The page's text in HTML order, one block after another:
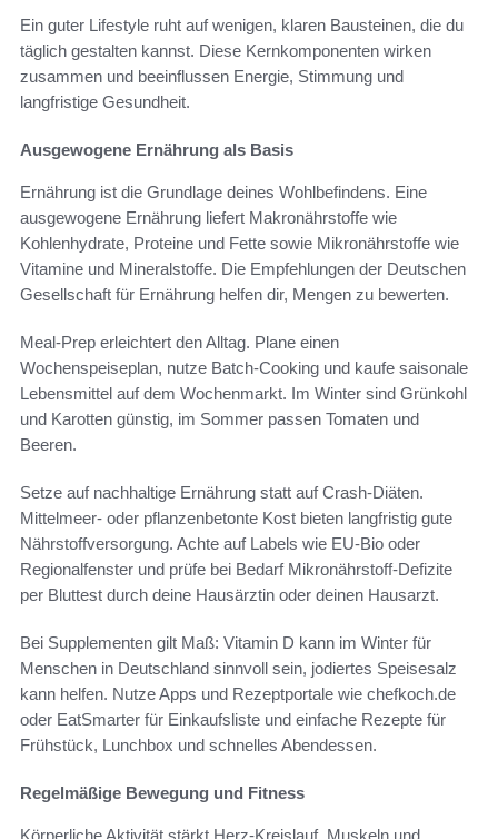
Ein guter Lifestyle ruht auf wenigen, klaren Bausteinen, die du
täglich gestalten kannst. Diese Kernkomponenten wirken
zusammen und beeinflussen Energie, Stimmung und
langfristige Gesundheit.
Ausgewogene Ernährung als Basis
Ernährung ist die Grundlage deines Wohlbefindens. Eine
ausgewogene Ernährung liefert Makronährstoffe wie
Kohlenhydrate, Proteine und Fette sowie Mikronährstoffe wie
Vitamine und Mineralstoffe. Die Empfehlungen der Deutschen
Gesellschaft für Ernährung helfen dir, Mengen zu bewerten.
Meal-Prep erleichtert den Alltag. Plane einen
Wochenspeiseplan, nutze Batch-Cooking und kaufe saisonale
Lebensmittel auf dem Wochenmarkt. Im Winter sind Grünkohl
und Karotten günstig, im Sommer passen Tomaten und
Beeren.
Setze auf nachhaltige Ernährung statt auf Crash-Diäten.
Mittelmeer- oder pflanzenbetonte Kost bieten langfristig gute
Nährstoffversorgung. Achte auf Labels wie EU-Bio oder
Regionalfenster und prüfe bei Bedarf Mikronährstoff-Defizite
per Bluttest durch deine Hausärztin oder deinen Hausarzt.
Bei Supplementen gilt Maß: Vitamin D kann im Winter für
Menschen in Deutschland sinnvoll sein, jodiertes Speisesalz
kann helfen. Nutze Apps und Rezeptportale wie chefkoch.de
oder EatSmarter für Einkaufsliste und einfache Rezepte für
Frühstück, Lunchbox und schnelles Abendessen.
Regelmäßige Bewegung und Fitness
Körperliche Aktivität stärkt Herz-Kreislauf, Muskeln und